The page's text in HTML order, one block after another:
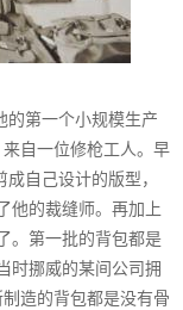
的第一个小规模生产
自一位修枪工人。早
自己设计的版型，
他的裁缝师。再加上
。第一批的背包都是
时挪威的某间公司拥
造的背包都是没有骨